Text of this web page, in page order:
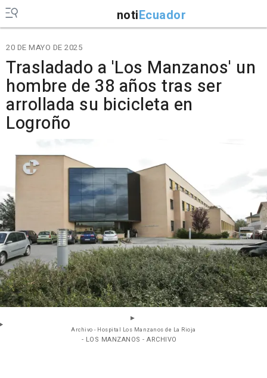
notiEcuador
20 DE MAYO DE 2025
Trasladado a 'Los Manzanos' un
hombre de 38 años tras ser
arrollada su bicicleta en
Logroño
Archivo - Hospital Los Manzanos de La Rioja
- LOS MANZANOS - ARCHIVO